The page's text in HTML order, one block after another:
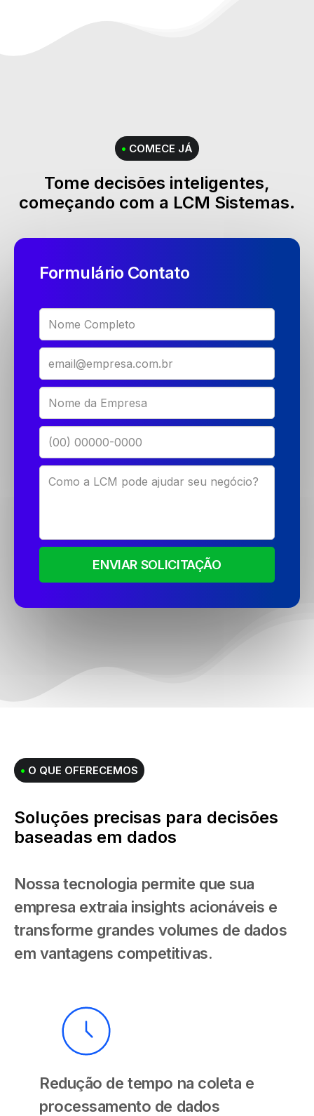
Formulário Contato
ENVIAR SOLICITAÇÃO
• COMECE JÁ
Tome decisões inteligentes,
começando com a LCM Sistemas.
• O QUE OFERECEMOS
Soluções precisas para decisões
baseadas em dados
Nossa tecnologia permite que sua
empresa extraia insights acionáveis e
transforme grandes volumes de dados
em vantagens competitivas.
Redução de tempo na coleta e
processamento de dados